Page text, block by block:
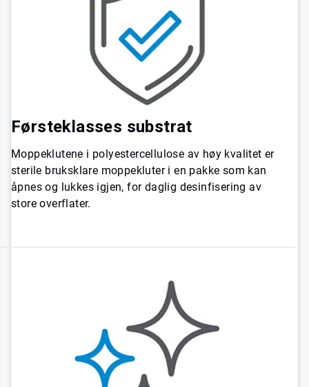
Førsteklasses substrat
Moppeklutene i polyestercellulose av høy kvalitet er
sterile bruksklare moppekluter i en pakke som kan
åpnes og lukkes igjen, for daglig desinfisering av
store overflater.